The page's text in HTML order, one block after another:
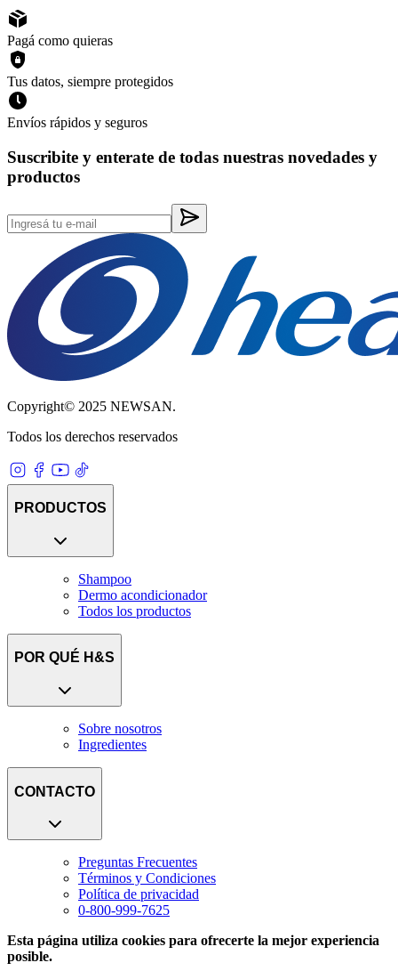
Pagá como quieras
Tus datos, siempre protegidos
Envíos rápidos y seguros
Suscribite y enterate de todas nuestras novedades y
productos
Copyright© 2025 NEWSAN.
Todos los derechos reservados
PRODUCTOS
Shampoo
Dermo acondicionador
Todos los productos
POR QUÉ H&S
Sobre nosotros
Ingredientes
CONTACTO
Preguntas Frecuentes
Términos y Condiciones
Política de privacidad
0-800-999-7625
Esta página utiliza cookies para ofrecerte la mejor experiencia
posible.